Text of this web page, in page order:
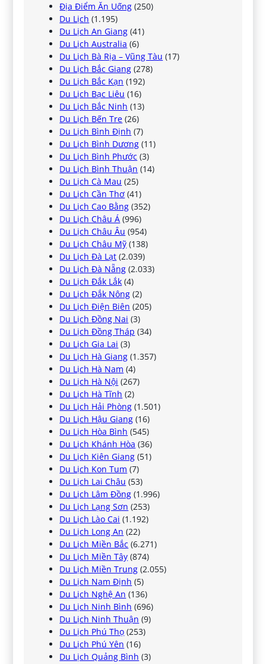
Địa Điểm Ăn Uống (250)
Du Lịch (1.195)
Du Lịch An Giang (41)
Du Lịch Australia (6)
Du Lịch Bà Rịa – Vũng Tàu (17)
Du Lịch Bắc Giang (278)
Du Lịch Bắc Kạn (192)
Du Lịch Bạc Liêu (16)
Du Lịch Bắc Ninh (13)
Du Lịch Bến Tre (26)
Du Lịch Bình Định (7)
Du Lịch Bình Dương (11)
Du Lịch Bình Phước (3)
Du Lịch Bình Thuận (14)
Du Lịch Cà Mau (25)
Du Lịch Cần Thơ (41)
Du Lịch Cao Bằng (352)
Du Lịch Châu Á (996)
Du Lịch Châu Âu (954)
Du Lịch Châu Mỹ (138)
Du Lịch Đà Lạt (2.039)
Du Lịch Đà Nẵng (2.033)
Du Lịch Đắk Lắk (4)
Du Lịch Đắk Nông (2)
Du Lịch Điện Biên (205)
Du Lịch Đồng Nai (3)
Du Lịch Đồng Tháp (34)
Du Lịch Gia Lai (3)
Du Lịch Hà Giang (1.357)
Du Lịch Hà Nam (4)
Du Lịch Hà Nội (267)
Du Lịch Hà Tĩnh (2)
Du Lịch Hải Phòng (1.501)
Du Lịch Hậu Giang (16)
Du Lịch Hòa Bình (545)
Du Lịch Khánh Hòa (36)
Du Lịch Kiên Giang (51)
Du Lịch Kon Tum (7)
Du Lịch Lai Châu (53)
Du Lịch Lâm Đồng (1.996)
Du Lịch Lạng Sơn (253)
Du Lịch Lào Cai (1.192)
Du Lịch Long An (22)
Du Lịch Miền Bắc (6.271)
Du Lịch Miền Tây (874)
Du Lịch Miền Trung (2.055)
Du Lịch Nam Định (5)
Du Lịch Nghệ An (136)
Du Lịch Ninh Bình (696)
Du Lịch Ninh Thuận (9)
Du Lịch Phú Thọ (253)
Du Lịch Phú Yên (16)
Du Lịch Quảng Bình (3)